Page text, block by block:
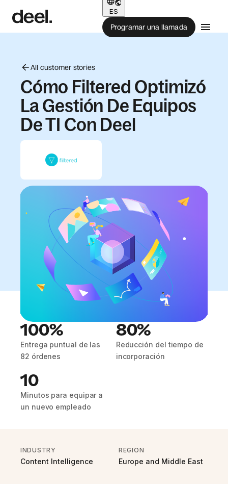
ES
Programar una llamada
All customer stories
Cómo Filtered Optimizó
La Gestión De Equipos
De TI Con Deel
100%
Entrega puntual de las
82 órdenes
80%
Reducción del tiempo de
incorporación
10
Minutos para equipar a
un nuevo empleado
INDUSTRY
Content Intelligence
REGION
Europe and Middle East